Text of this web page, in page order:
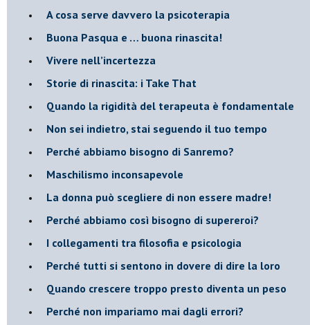
​A cosa serve davvero la psicoterapia
​Buona Pasqua e … buona rinascita!
​Vivere nell’incertezza
​Storie di rinascita: i Take That
​Quando la rigidità del terapeuta è fondamentale
​Non sei indietro, stai seguendo il tuo tempo
​Perché abbiamo bisogno di Sanremo?
​Maschilismo inconsapevole
​La donna può scegliere di non essere madre!
​Perché abbiamo così bisogno di supereroi?
​I collegamenti tra filosofia e psicologia
​Perché tutti si sentono in dovere di dire la loro
​Quando crescere troppo presto diventa un peso
​Perché non impariamo mai dagli errori?